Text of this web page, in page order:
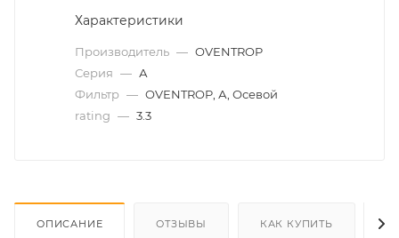
Характеристики
Производитель — OVENTROP
Серия — А
Фильтр — OVENTROP, А, Осевой
rating — 3.3
ОПИСАНИЕ ОТЗЫВЫ КАК КУПИТЬ